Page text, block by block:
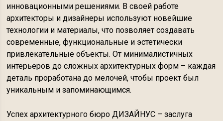
инновационными решениями. В своей работе
архитекторы и дизайнеры используют новейшие
технологии и материалы, что позволяет создавать
современные, функциональные и эстетически
привлекательные объекты. От минималистичных
интерьеров до сложных архитектурных форм – каждая
деталь проработана до мелочей, чтобы проект был
уникальным и запоминающимся.
Успех архитектурного бюро ДИЗАЙНУС – заслуга